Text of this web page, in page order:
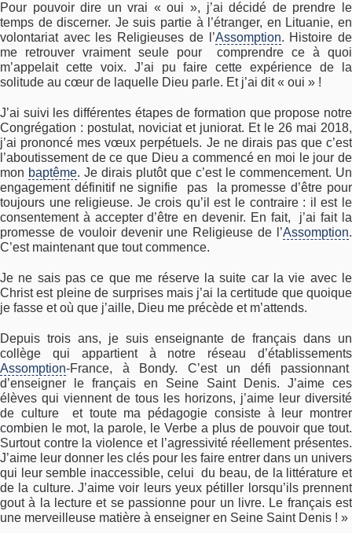
Pour pouvoir dire un vrai « oui », j’ai décidé de prendre le
temps de discerner. Je suis partie à l’étranger, en Lituanie, en
volontariat avec les Religieuses de l’Assomption. Histoire de
me retrouver vraiment seule pour comprendre ce à quoi
m’appelait cette voix. J’ai pu faire cette expérience de la
solitude au cœur de laquelle Dieu parle. Et j’ai dit « oui » !
J’ai suivi les différentes étapes de formation que propose notre
Congrégation : postulat, noviciat et juniorat. Et le 26 mai 2018,
j’ai prononcé mes vœux perpétuels. Je ne dirais pas que c’est
l’aboutissement de ce que Dieu a commencé en moi le jour de
mon baptême. Je dirais plutôt que c’est le commencement. Un
engagement définitif ne signifie pas la promesse d’être pour
toujours une religieuse. Je crois qu’il est le contraire : il est le
consentement à accepter d’être en devenir. En fait, j’ai fait la
promesse de vouloir devenir une Religieuse de l’Assomption.
C’est maintenant que tout commence.
Je ne sais pas ce que me réserve la suite car la vie avec le
Christ est pleine de surprises mais j’ai la certitude que quoique
je fasse et où que j’aille, Dieu me précède et m’attends.
Depuis trois ans, je suis enseignante de français dans un
collège qui appartient à notre réseau d’établissements
Assomption-France, à Bondy. C’est un défi passionnant
d’enseigner le français en Seine Saint Denis. J’aime ces
élèves qui viennent de tous les horizons, j’aime leur diversité
de culture et toute ma pédagogie consiste à leur montrer
combien le mot, la parole, le Verbe a plus de pouvoir que tout.
Surtout contre la violence et l’agressivité réellement présentes.
J’aime leur donner les clés pour les faire entrer dans un univers
qui leur semble inaccessible, celui du beau, de la littérature et
de la culture. J’aime voir leurs yeux pétiller lorsqu’ils prennent
gout à la lecture et se passionne pour un livre. Le français est
une merveilleuse matière à enseigner en Seine Saint Denis ! »